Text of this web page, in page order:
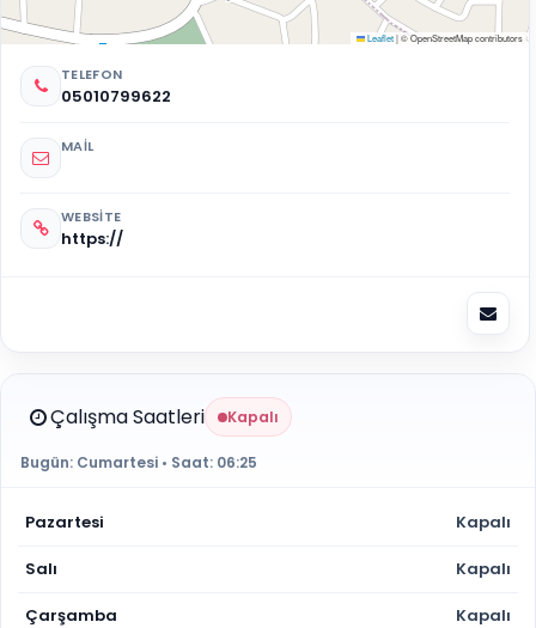
Leaflet|© OpenStreetMap contributors
TELEFON
05010799622
MAIL
WEBSITE
https://
Çalışma Saatleri Kapalı
Bugün: Cumartesi • Saat: 06:25
Pazartesi Kapalı
Salı Kapalı
Çarşamba Kapalı